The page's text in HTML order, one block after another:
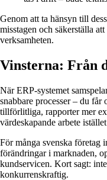
Genom att ta hänsyn till
misstagen och säkerställa
verksamheten.
Vinsterna: Från
När ERP-systemet
snabbare processer – du
tillförlitliga, rapporter mer
värdeskapande arbete
För många svenska företag
förändringar i marknaden,
kundservicen. Kort sagt:
konkurrenskraftig.